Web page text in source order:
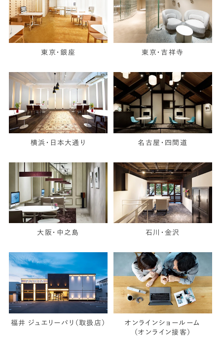
東京・銀座 東京・吉祥寺
横浜・日本大通り 名古屋・四間道
大阪・中之島 石川・金沢
福井 ジュエリーパリ（取扱店）
オンラインショールーム
（オンライン接客）